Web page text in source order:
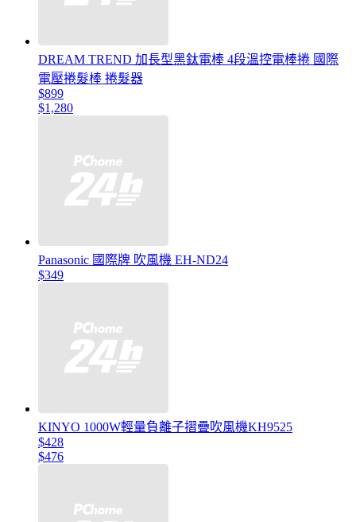
DREAM TREND 加長型黑鈦電棒 4段溫控電棒捲 國際
電壓捲髮棒 捲髮器
$899
$1,280
Panasonic 國際牌 吹風機 EH-ND24
$349
KINYO 1000W輕量負離子摺疊吹風機KH9525
$428
$476